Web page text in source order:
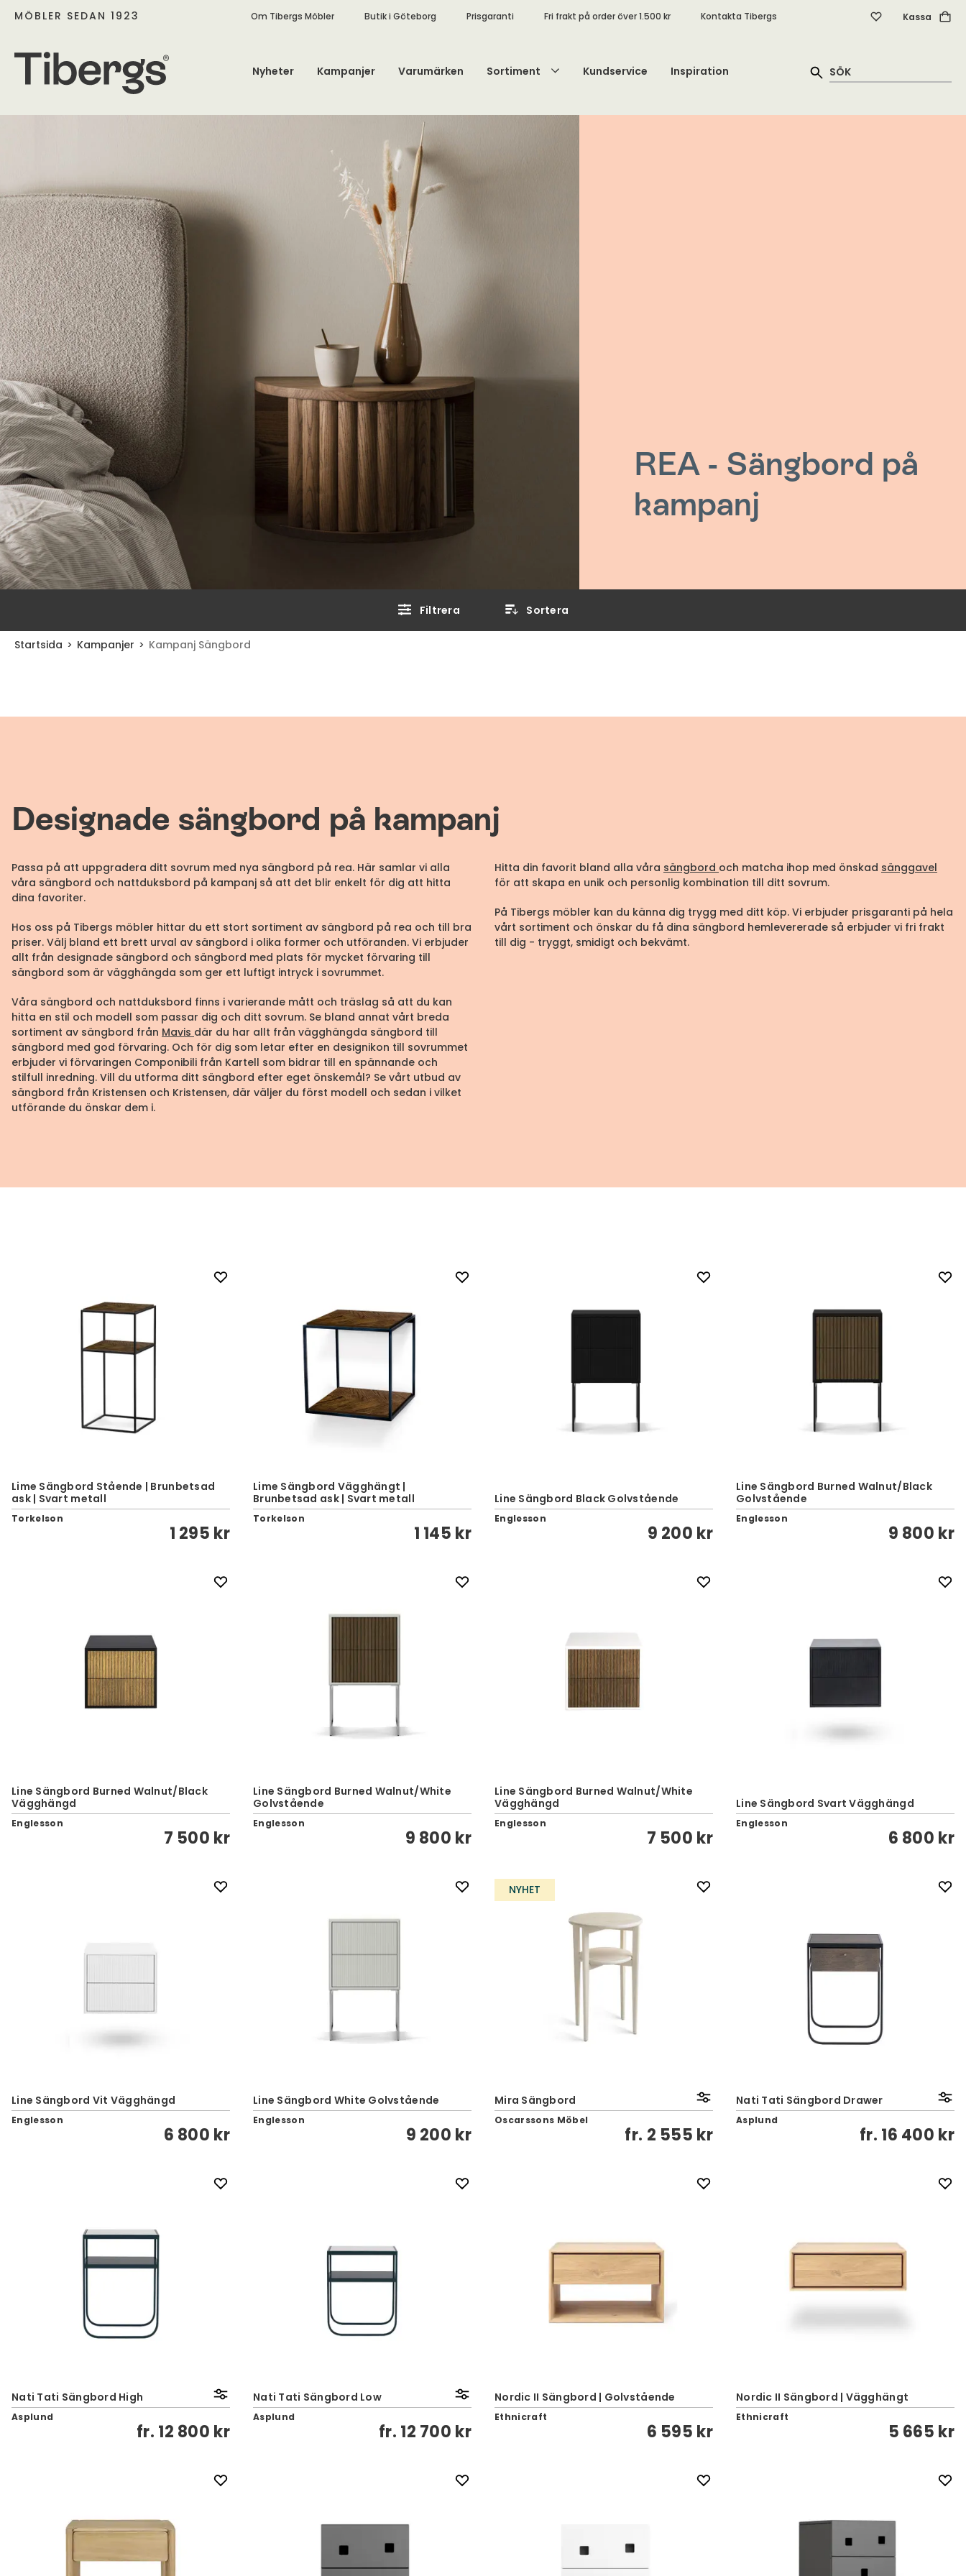
MÖBLER SEDAN 1923 Om Tibergs Möbler Butik i Göteborg Prisgaranti Fri frakt på order över 1.500 kr Kontakta Tibergs Kassa
Nyheter Kampanjer Varumärken Sortiment Kundservice Inspiration
REA - Sängbord på
kampanj
Filtrera Sortera
Startsida Kampanjer Kampanj Sängbord
Designade sängbord på kampanj
Passa på att uppgradera ditt sovrum med nya sängbord på rea. Här samlar vi alla
våra sängbord och nattduksbord på kampanj så att det blir enkelt för dig att hitta
dina favoriter.
Hos oss på Tibergs möbler hittar du ett stort sortiment av sängbord på rea och till bra
priser. Välj bland ett brett urval av sängbord i olika former och utföranden. Vi erbjuder
allt från designade sängbord och sängbord med plats för mycket förvaring till
sängbord som är vägghängda som ger ett luftigt intryck i sovrummet.
Våra sängbord och nattduksbord finns i varierande mått och träslag så att du kan
hitta en stil och modell som passar dig och ditt sovrum. Se bland annat vårt breda
sortiment av sängbord från Mavis där du har allt från vägghängda sängbord till
sängbord med god förvaring. Och för dig som letar efter en designikon till sovrummet
erbjuder vi förvaringen Componibili från Kartell som bidrar till en spännande och
stilfull inredning. Vill du utforma ditt sängbord efter eget önskemål? Se vårt utbud av
sängbord från Kristensen och Kristensen, där väljer du först modell och sedan i vilket
utförande du önskar dem i.
Hitta din favorit bland alla våra sängbord och matcha ihop med önskad sänggavel
för att skapa en unik och personlig kombination till ditt sovrum.
På Tibergs möbler kan du känna dig trygg med ditt köp. Vi erbjuder prisgaranti på hela
vårt sortiment och önskar du få dina sängbord hemlevererade så erbjuder vi fri frakt
till dig - tryggt, smidigt och bekvämt.
Lime Sängbord Stående | Brunbetsad
ask | Svart metall
Torkelson
1 295 kr
Lime Sängbord Vägghängt |
Brunbetsad ask | Svart metall
Torkelson
1 145 kr
Line Sängbord Black Golvstående
Englesson
9 200 kr
Line Sängbord Burned Walnut/Black
Golvstående
Englesson
9 800 kr
Line Sängbord Burned Walnut/Black
Vägghängd
Englesson
7 500 kr
Line Sängbord Burned Walnut/White
Golvstående
Englesson
9 800 kr
Line Sängbord Burned Walnut/White
Vägghängd
Englesson
7 500 kr
Line Sängbord Svart Vägghängd
Englesson
6 800 kr
Line Sängbord Vit Vägghängd
Englesson
6 800 kr
Line Sängbord White Golvstående
Englesson
9 200 kr
NYHET
Mira Sängbord
Oscarssons Möbel
fr. 2 555 kr
Nati Tati Sängbord Drawer
Asplund
fr. 16 400 kr
Nati Tati Sängbord High
Asplund
fr. 12 800 kr
Nati Tati Sängbord Low
Asplund
fr. 12 700 kr
Nordic II Sängbord | Golvstående
Ethnicraft
6 595 kr
Nordic II Sängbord | Vägghängt
Ethnicraft
5 665 kr